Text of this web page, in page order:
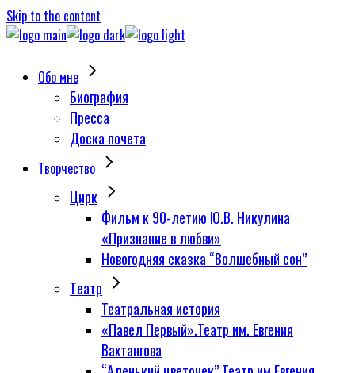
Skip to the content
Обо мне
Биография
Пресса
Доска почета
Творчество
Цирк
Фильм к 90-летию Ю.В. Никулина
«Признание в любви»
Новогодняя сказка “Волшебный сон”
Tеатр
Театральная история
«Павел Первый».Театр им. Евгения
Вахтангова